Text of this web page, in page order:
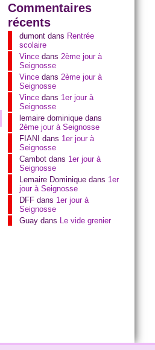
Commentaires
récents
dumontdans Rentrée
scolaire
Vincedans 2ème jour à
Seignosse
Vincedans 2ème jour à
Seignosse
Vincedans 1er jour à
Seignosse
lemaire dominiquedans
2ème jour à Seignosse
FIANI dans 1er jour à
Seignosse
Cambotdans 1er jour à
Seignosse
Lemaire Dominiquedans 1er
jour à Seignosse
DFFdans 1er jour à
Seignosse
Guaydans Le vide grenier